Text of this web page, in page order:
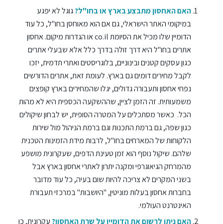
האם האחסון מתבצע בארץ או בחו"ל?גוגל לא יפגע
במיקומי האתר הישראלי, גם אם הוא מאוחסן בחו"ל, כל עוד
הדומיין שלו מכיל את הסיומת co.il או הגדרות מיקום. אחסון
אתרים בחו"ל היא דרך זולה בדרך כלל אלא שבעלי אתרים
כגון עסקים קטנים ובינוניים, בלוגריסטים ואתרי תדמית, יזכו
לקבל מחירים דומים גם בארץ. לעומת זאת, אתרים הדורשים
נפחי אחסון ותעבורה גדולים, יגלו שהמחירים בארץ קופצים
משמעותית. זה הזמן לציין, שההשקעה הכספית היא לא מהות
הכל. כאשר מסתכלים על המטרה הסופית, יש לבחון שיקולים
כגון שפה, גם ברמת התכנות וגם ברמת הניהול מול שירות
הלקוחות של המארחים בחו"ל, לרבות מידת הזמינות הטכנית
שלהם. שיקול נוסף הוא זמן טעינת הדפים, שעקרונית מושפע
מהמרחק הגיאוגרפי ומקנה יתרון לאתרי אחסון בארץ אבל
בשני המקרים לא צריכה להיות שום בעיה, כל עוד מדובר
בחברות אחסון בעלות מוניטין, "היושבות" במרכזי תעבורת
האינטרנט העולמי.
האם ניתן לרשום את הדומיין על שרת האחסון?עקרונית, כן